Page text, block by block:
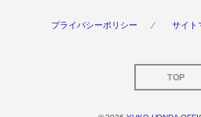
プライバシーポリシー サイト
TOP